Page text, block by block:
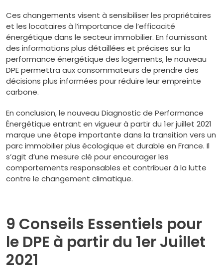
Ces changements visent à sensibiliser les propriétaires
et les locataires à l’importance de l’efficacité
énergétique dans le secteur immobilier. En fournissant
des informations plus détaillées et précises sur la
performance énergétique des logements, le nouveau
DPE permettra aux consommateurs de prendre des
décisions plus informées pour réduire leur empreinte
carbone.
En conclusion, le nouveau Diagnostic de Performance
Énergétique entrant en vigueur à partir du 1er juillet 2021
marque une étape importante dans la transition vers un
parc immobilier plus écologique et durable en France. Il
s’agit d’une mesure clé pour encourager les
comportements responsables et contribuer à la lutte
contre le changement climatique.
9 Conseils Essentiels pour
le DPE à partir du 1er Juillet
2021